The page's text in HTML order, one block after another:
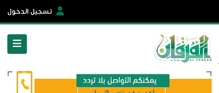
تسجيل الدخول